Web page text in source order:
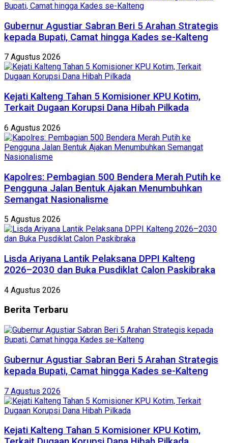
Gubernur Agustiar Sabran Beri 5 Arahan Strategis
kepada Bupati, Camat hingga Kades se-Kalteng
7 Agustus 2026
Kejati Kalteng Tahan 5 Komisioner KPU Kotim,
Terkait Dugaan Korupsi Dana Hibah Pilkada
6 Agustus 2026
Kapolres: Pembagian 500 Bendera Merah Putih ke
Pengguna Jalan Bentuk Ajakan Menumbuhkan
Semangat Nasionalisme
5 Agustus 2026
Lisda Ariyana Lantik Pelaksana DPPI Kalteng
2026–2030 dan Buka Pusdiklat Calon Paskibraka
4 Agustus 2026
Berita Terbaru
Gubernur Agustiar Sabran Beri 5 Arahan Strategis
kepada Bupati, Camat hingga Kades se-Kalteng
7 Agustus 2026
Kejati Kalteng Tahan 5 Komisioner KPU Kotim,